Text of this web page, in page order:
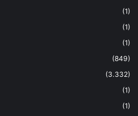
(1)
(1)
(1)
(849)
(3.332)
(1)
(1)